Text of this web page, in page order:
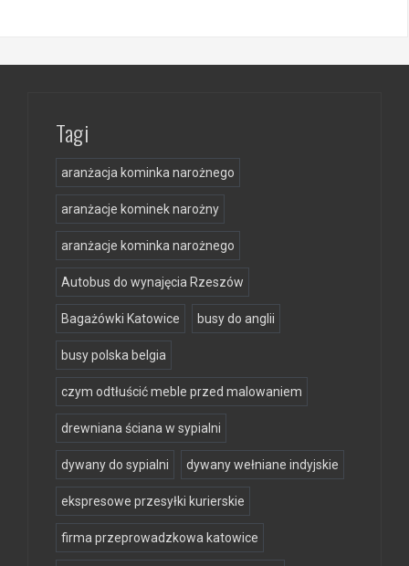
Tagi
aranżacja kominka narożnego
aranżacje kominek narożny
aranżacje kominka narożnego
Autobus do wynajęcia Rzeszów
Bagażówki Katowice busy do anglii
busy polska belgia
czym odtłuścić meble przed malowaniem
drewniana ściana w sypialni
dywany do sypialni dywany wełniane indyjskie
ekspresowe przesyłki kurierskie
firma przeprowadzkowa katowice